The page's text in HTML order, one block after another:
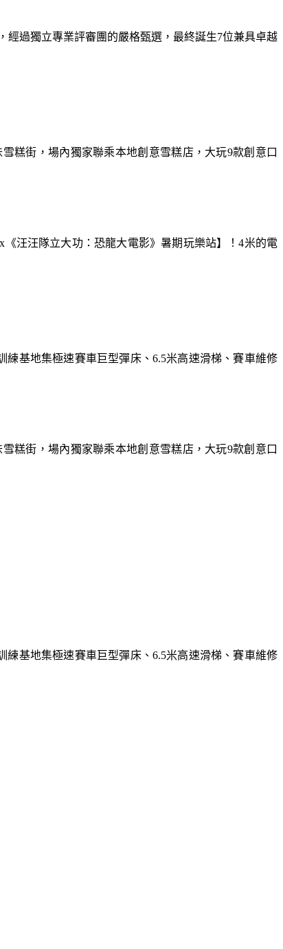
糕街，場內獨家聯乘本地創意雪糕店，大玩9款創意口
練基地集極速賽車巨型彈床、6.5米高速滑梯、賽車維修
經過獨立專業評審團的嚴格甄選，最終誕生7位兼具卓越
汪汪隊立大功：恐龍大電影》暑期玩樂站】！4米的電
糕街，場內獨家聯乘本地創意雪糕店，大玩9款創意口
練基地集極速賽車巨型彈床、6.5米高速滑梯、賽車維修